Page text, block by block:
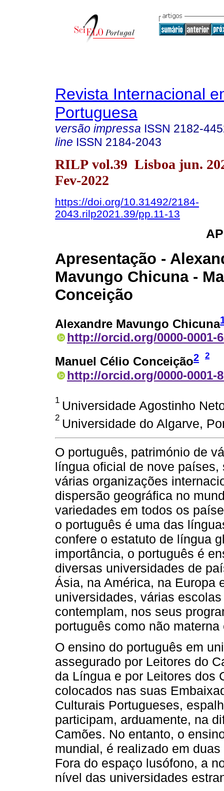
Revista Internacional
Portuguesa
versão impressa ISSN 2182-
line ISSN 2184-2043
RILP vol.39 Lisboa jun.
Fev-2022
https://doi.org/10.31492/2184-
2043.rilp2021.39/pp.11-13
Apresentação -
Mavungo Chicuna -
Conceição
Alexandre Mavungo Chicuna
http://orcid.org/0000-0001-
Manuel Célio Conceição2 2
http://orcid.org/0000-0001-
1 Universidade Agostinho
2 Universidade do Algarve,
O português, património de
língua oficial de nove
várias organizações
dispersão geográfica no
variedades em todos os
o português é uma das
confere o estatuto de língua
importância, o português é
diversas universidades de
Ásia, na América, na Europa
universidades, várias
contemplam, nos seus
português como não
O ensino do português em
assegurado por Leitores do
da Língua e por Leitores dos
colocados nas suas
Culturais Portugueses,
participam, arduamente, na
Camões. No entanto, o
mundial, é realizado em
Fora do espaço lusófono, a
nível das universidades